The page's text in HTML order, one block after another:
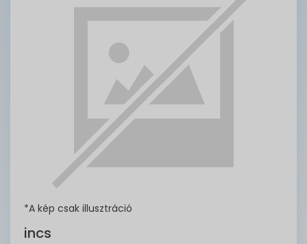
*A kép csak illusztráció
incs